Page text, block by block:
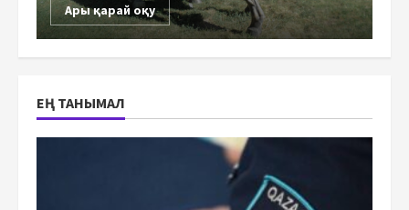
Ары қарай оқу
ЕҢ ТАНЫМАЛ